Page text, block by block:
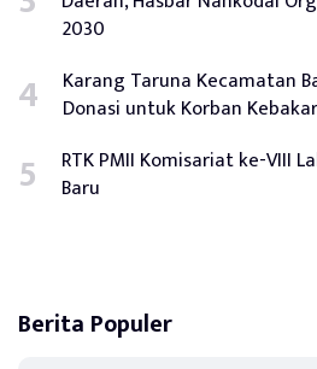
2030
Karang Taruna Kecamatan
Donasi untuk Korban
RTK PMII Komisariat ke-VIII
Baru
Berita Populer